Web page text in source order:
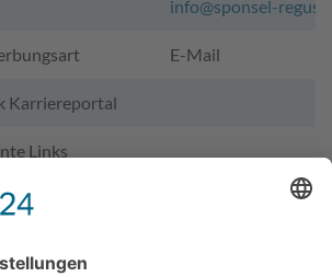
info@sponsel-
E-Mail
Karriereportal
Links
Video-Service